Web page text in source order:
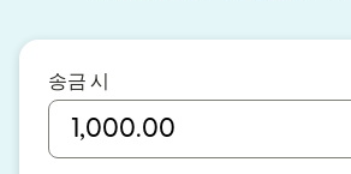
송금 시